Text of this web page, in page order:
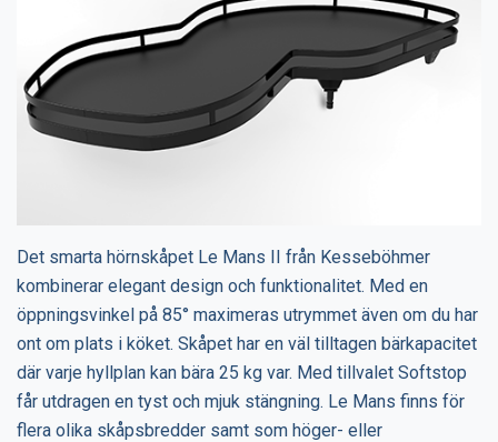
Det smarta hörnskåpet Le Mans II från Kesseböhmer
kombinerar elegant design och funktionalitet. Med en
öppningsvinkel på 85° maximeras utrymmet även om du har
ont om plats i köket. Skåpet har en väl tilltagen bärkapacitet
där varje hyllplan kan bära 25 kg var. Med tillvalet Softstop
får utdragen en tyst och mjuk stängning. Le Mans finns för
flera olika skåpsbredder samt som höger- eller